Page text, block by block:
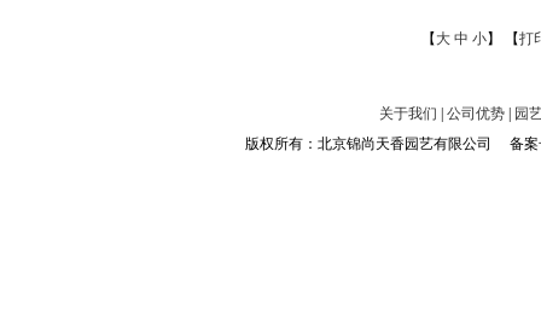
【 大 中 小】 【打
关于我们 公司优势
园
版权所有：北京锦尚天香园艺有限公司 备案